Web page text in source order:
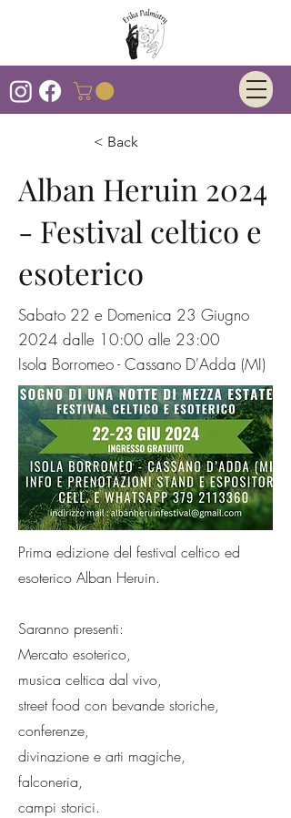
< Back
Alban Heruin 2024
- Festival celtico e
esoterico
Sabato 22 e Domenica 23 Giugno
2024 dalle 10:00 alle 23:00
Isola Borromeo - Cassano D'Adda (MI)
Prima edizione del festival celtico ed
esoterico Alban Heruin.
Saranno presenti:
Mercato esoterico,
musica celtica dal vivo,
street food con bevande storiche,
conferenze,
divinazione e arti magiche,
falconeria,
campi storici.